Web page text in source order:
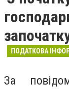
ПОДАТКОВА
За